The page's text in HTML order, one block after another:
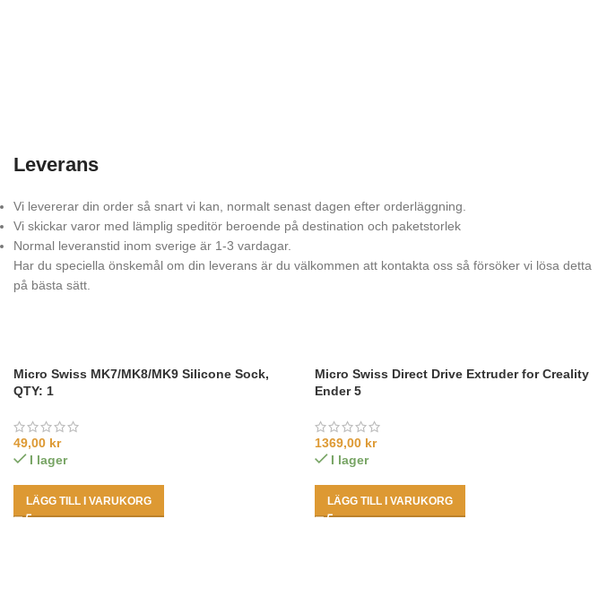
Leverans
Vi levererar din order så snart vi kan, normalt senast dagen efter orderläggning.
Vi skickar varor med lämplig speditör beroende på destination och paketstorlek
Normal leveranstid inom sverige är 1-3 vardagar.
Har du speciella önskemål om din leverans är du välkommen att kontakta oss så försöker vi lösa detta
på bästa sätt.
Micro Swiss MK7/MK8/MK9 Silicone Sock,
QTY: 1
49,00 kr
I lager
LÄGG TILL I VARUKORG
Micro Swiss Direct Drive Extruder for Creality
Ender 5
1369,00 kr
I lager
LÄGG TILL I VARUKORG